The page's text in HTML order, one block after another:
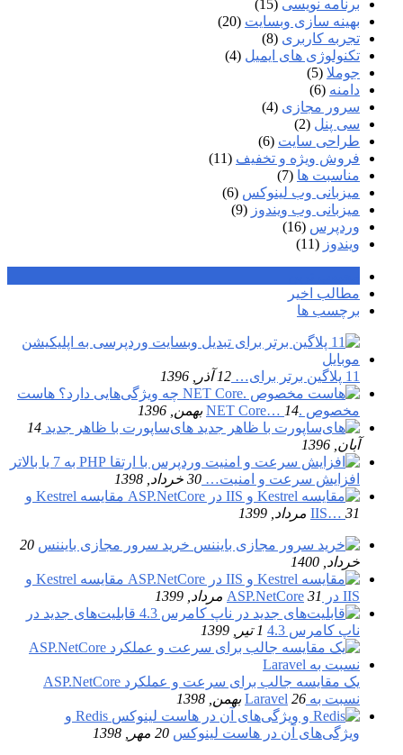
برنامه نویسی (15)
بهینه سازی وبسایت (20)
تجربه کاربری (8)
تکنولوژی های ایمیل (4)
جوملا (5)
دامنه (6)
سرور مجازی (4)
سی پنل (2)
طراحی سایت (6)
فروش ویژه و تخفیف (11)
مناسبت ها (7)
میزبانی وب لینوکس (6)
میزبانی وب ویندوز (9)
وردپرس (16)
ویندوز (11)
مطالب اخیر
برچسب ها
11 پلاگین برتر برای…
12 آذر, 1396
هاست
مخصوص .NET Core…14 بهمن, 1396
های‌ساپورت با ظاهر جدید 14
آبان, 1396
افزایش سرعت و امنیت… 30 خرداد, 1398
مقایسه Kestrel و
IIS… 31 مرداد, 1399
خرید سرور مجازی بایننس 20
خرداد, 1400
مقایسه Kestrel و
IIS در ASP.NetCore
31 مرداد, 1399
قابلیت‌های جدید در
ناپ کامرس 4.3
1 تیر, 1399
یک مقایسه جالب برای سرعت و عملکرد ASP.NetCore
نسبت به Laravel 26 بهمن, 1398
Redis و
ویژگی‌های آن در هاست لینوکس 20 مهر, 1398